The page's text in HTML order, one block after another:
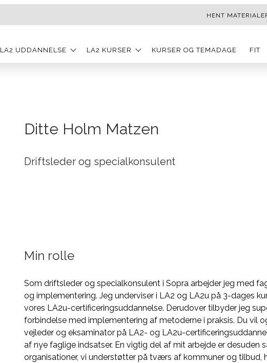
HENT
LA2 UDDANNELSE LA2 KURSER KURSER OG TEMADAGE FIT
Ditte Holm Matzen
Driftsleder og specialkonsulent
Min rolle
Som driftsleder og specialkonsulent i Sopra arbejder jeg med
og implementering. Jeg underviser i LA2 og LA2u på 3-dages
vores LA2u-certificeringsuddannelse. Derudover tilbyder jeg
forbindelse med implementering af metoderne i praksis. Du vil
vejleder og eksaminator på LA2- og LA2u-
af nye faglige indsatser. En vigtig del af mit arbejde er desuden
organisationer, vi understøtter på tværs af kommuner og tilbud,